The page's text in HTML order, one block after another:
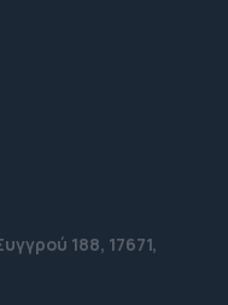
188, 17671,